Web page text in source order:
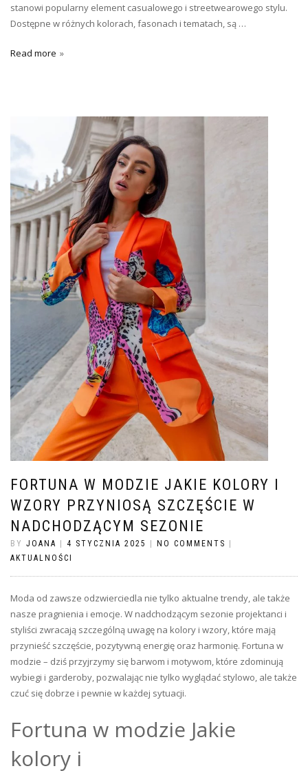
stanowi popularny element casualowego i streetwearowego stylu.
Dostępne w różnych kolorach, fasonach i tematach, są …
Read more
FORTUNA W MODZIE JAKIE KOLORY I
WZORY PRZYNIOSĄ SZCZĘŚCIE W
NADCHODZĄCYM SEZONIE
BY JOANA | 4 STYCZNIA 2025 | NO COMMENTS |
AKTUALNOŚCI
Moda od zawsze odzwierciedla nie tylko aktualne trendy, ale także
nasze pragnienia i emocje. W nadchodzącym sezonie projektanci i
styliści zwracają szczególną uwagę na kolory i wzory, które mają
przynieść szczęście, pozytywną energię oraz harmonię. Fortuna w
modzie – dziś przyjrzymy się barwom i motywom, które zdominują
wybiegi i garderoby, pozwalając nie tylko wyglądać stylowo, ale także
czuć się dobrze i pewnie w każdej sytuacji.
Fortuna w modzie Jakie
kolory i